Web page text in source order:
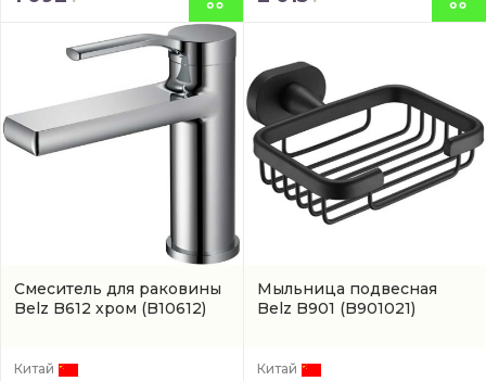
Смеситель для раковины
Belz B612 хром (B10612)
Китай
Мыльница подвесная
Belz B901 (B901021)
Китай